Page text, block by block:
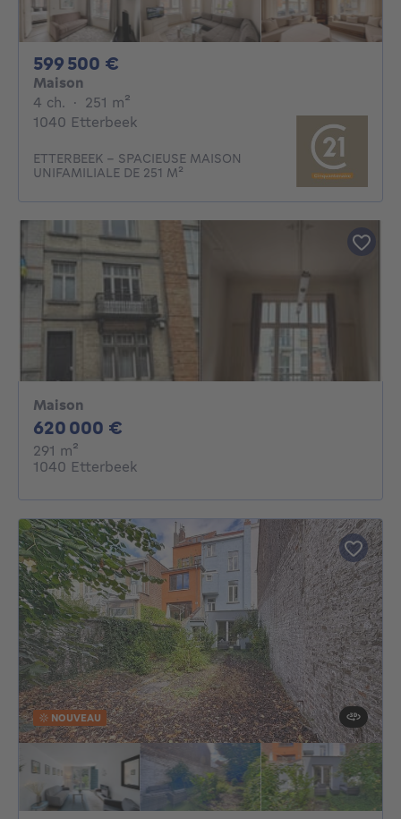
599 500 €
Maison
4 ch. 4 chambres
· 251 m²
1040 Etterbeek
ETTERBEEK – SPACIEUSE MAISON
UNIFAMILIALE DE 251 M²
Maison
620 000 €
291 m²
1040 Etterbeek
NOUVEAU